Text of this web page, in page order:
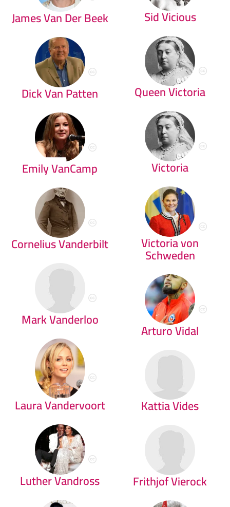
James Van Der Beek
Dick Van Patten
Emily VanCamp
Cornelius Vanderbilt
Mark Vanderloo
Laura Vandervoort
Luther Vandross
Sid Vicious
Queen Victoria
Victoria
Victoria von
Schweden
Arturo Vidal
Kattia Vides
Frithjof Vierock